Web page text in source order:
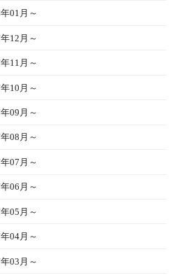
01月～
12月～
11月～
10月～
09月～
08月～
07月～
06月～
05月～
04月～
03月～